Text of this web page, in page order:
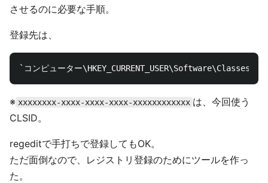
させるのに必要な手順。
登録先は、
※ xxxxxxxx-xxxx-xxxx-xxxx-xxxxxxxxxxxx は、今回使う
CLSID。
regeditで手打ちで登録してもOK。
ただ面倒なので、レジストリ登録のためにツールを作っ
た。